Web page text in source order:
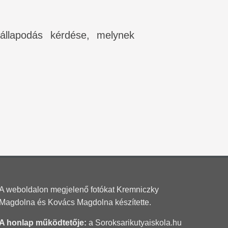
kérdése, melynek
weboldalon megjelenő fotókat Kremniczky
és Kovács Magdolna készítette.
honlap működtetője: a Soroksarikutyaiskola.hu